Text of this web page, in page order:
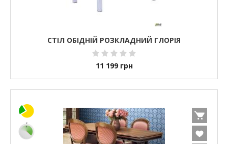
СТІЛ ОБІДНІЙ РОЗКЛАДНИЙ ГЛОРІЯ
11 199 грн